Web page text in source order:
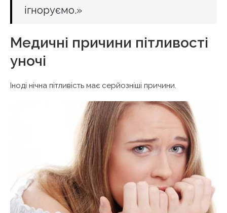
ігноруємо.»
Медичні причини пітливості
уночі
Іноді нічна пітливість має серйозніші причини.